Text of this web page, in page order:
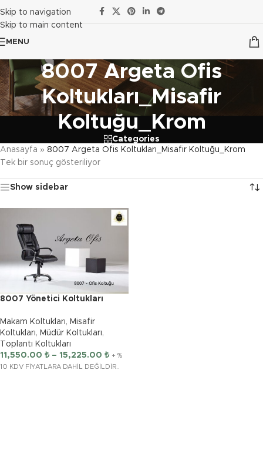
Skip to navigation
Skip to main content
MENU
8007 Argeta Ofis
Koltukları_Misafir
Koltuğu_Krom
Categories
Anasayfa » 8007 Argeta Ofis Koltukları_Misafir Koltuğu_Krom
Tek bir sonuç gösteriliyor
Show sidebar
8007 Yönetici Koltukları
Makam Koltukları, Misafir
Koltukları, Müdür Koltukları,
Toplantı Koltukları
11,550.00 ₺ – 15,225.00 ₺ + %
10 KDV FİYATLARA DAHİL DEĞİLDİR..